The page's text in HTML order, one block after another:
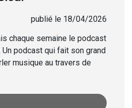
publié le 18/04/2026
chaque semaine le podcast
Un podcast qui fait son grand
musique au travers de